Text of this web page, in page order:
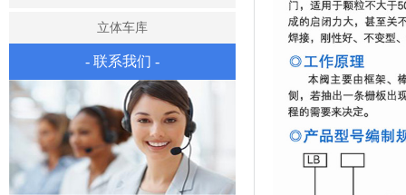
立体车库
- 联系我们 -